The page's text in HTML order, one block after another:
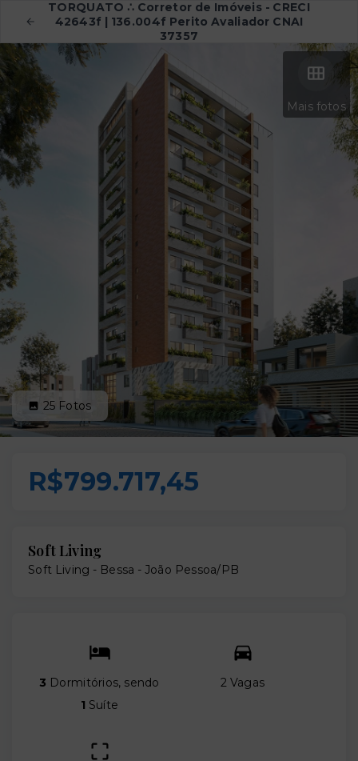
TORQUATO ∴ Corretor de Imóveis - CRECI
42643f | 136.004f Perito Avaliador CNAI
37357
Mais fotos
25 Fotos
R$799.717,45
Soft Living
Soft Living - Bessa - João Pessoa/PB
3 Dormitórios, sendo
1 Suíte
2 Vagas